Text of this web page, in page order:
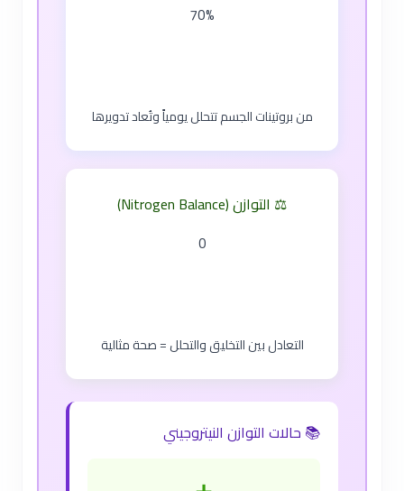
70%
من بروتينات الجسم تتحلل يومياً وتُعاد تدويرها
⚖️ التوازن (Nitrogen Balance)
0
التعادل بين التخليق والتحلل = صحة مثالية
📚 حالات التوازن النيتروجيني